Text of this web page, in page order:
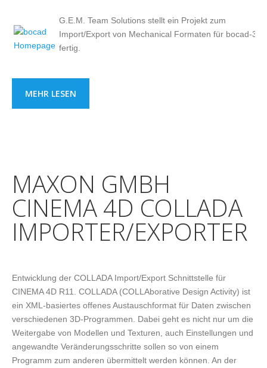
G.E.M. Team Solutions stellt ein Projekt zum
Import/Export von Mechanical Formaten für bocad-3d
fertig.
MEHR LESEN
MAXON GMBH
CINEMA 4D COLLADA
IMPORTER/EXPORTER
Entwicklung der COLLADA Import/Export Schnittstelle für
CINEMA 4D R11. COLLADA (COLLAborative Design Activity) ist
ein XML-basiertes offenes Austauschformat für Daten zwischen
verschiedenen 3D-Programmen. Dabei geht es nicht nur um die
Weitergabe von Modellen und Texturen, auch Einstellungen und
angewandte Veränderungsschritte sollen so von einem
Programm zum anderen übermittelt werden können. An der